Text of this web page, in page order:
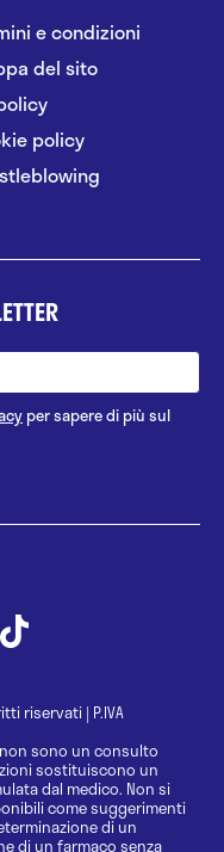
e condizioni
del sito
policy
per sapere di più sul
riservati| P.IVA
sono un consulto
sostituiscono un
dal medico. Non si
come suggerimenti
di un
di un farmaco senza